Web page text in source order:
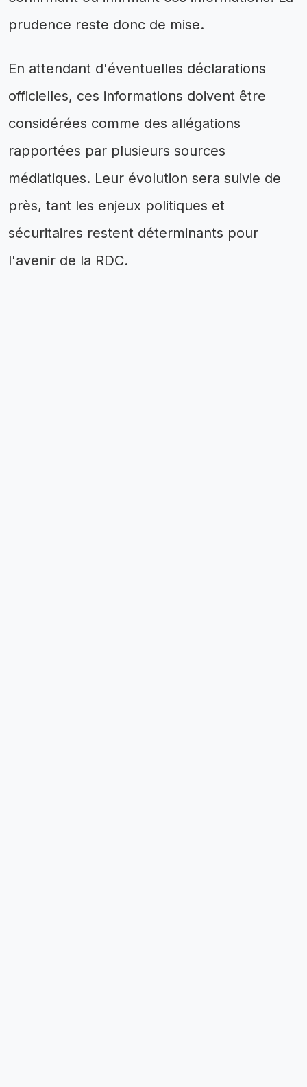
prudence reste donc de mise.
En attendant d'éventuelles déclarations
officielles, ces informations doivent être
considérées comme des allégations
rapportées par plusieurs sources
médiatiques. Leur évolution sera suivie de
près, tant les enjeux politiques et
sécuritaires restent déterminants pour
l'avenir de la RDC.